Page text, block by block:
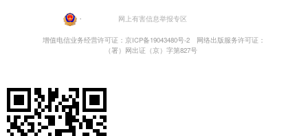
・ 网上有害信息举报专区
增值电信业务经营许可证：京ICP备19043480号-2
网络出版服务许可证：
（署）网出证（京）字第827号